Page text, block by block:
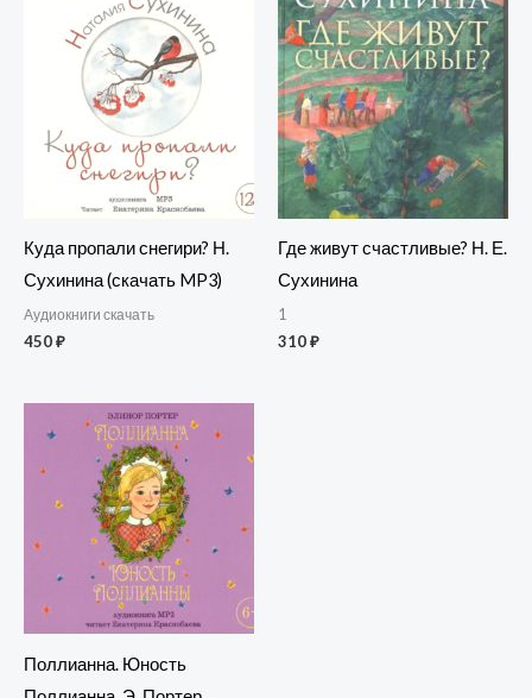
Куда пропали снегири? Н.
Сухинина (скачать MP3)
Аудиокниги скачать
450₽
Где живут счастливые? Н. Е.
Сухинина
1
310₽
Поллианна. Юность